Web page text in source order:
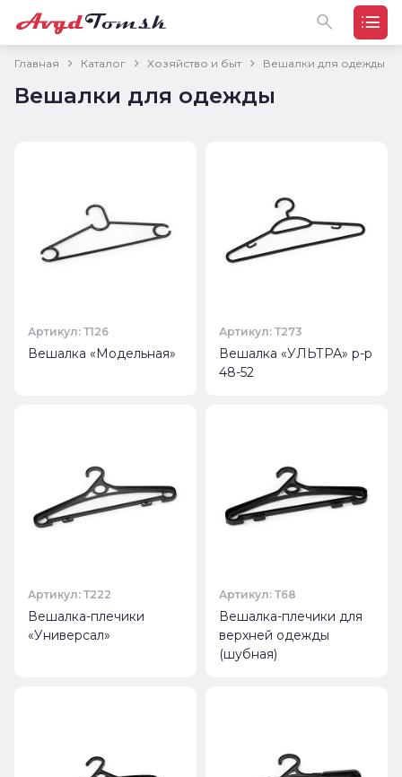
Главная Каталог Хозяйство и быт Вешалки для одежды
Вешалки для одежды
Артикул: Т126
Вешалка «Модельная»
Артикул: Т273
Вешалка «УЛЬТРА» р-р
48-52
Артикул: Т222
Вешалка-плечики
«Универсал»
Артикул: Т68
Вешалка-плечики для
верхней одежды
(шубная)